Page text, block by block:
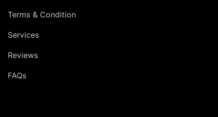
Terms & Condition
Services
Reviews
FAQs